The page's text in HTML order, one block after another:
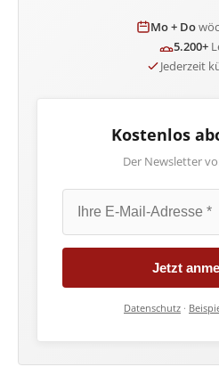
Mo + Do
5.200+
Jederzeit
Kostenlos
Der Newsletter
Jetzt
Datenschutz ·